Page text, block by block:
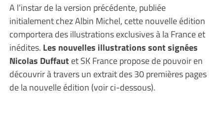
A l’instar de la version précédente, publiée
initialement chez Albin Michel, cette nouvelle édition
comportera des illustrations exclusives à la France et
inédites. Les nouvelles illustrations sont signées
Nicolas Duffaut et SK France propose de pouvoir en
découvrir à travers un extrait des 30 premières pages
de la nouvelle édition (voir ci-dessous).